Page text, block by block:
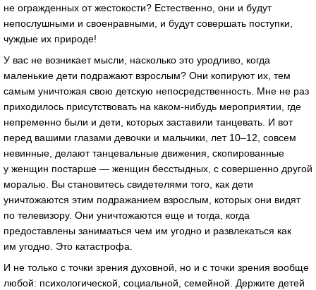
не огражденных от жестокости? Естественно, они и будут
непослушными и своенравными, и будут совершать поступки,
чуждые их природе!
У вас не возникает мысли, насколько это уродливо, когда
маленькие дети подражают взрослым? Они копируют их, тем
самым уничтожая свою детскую непосредственность. Мне не раз
приходилось присутствовать на каком-нибудь мероприятии, где
непременно были и дети, которых заставили танцевать. И вот
перед вашими глазами девочки и мальчики, лет 10–12, совсем
невинные, делают танцевальные движения, скопированные
у женщин постарше — женщин бесстыдных, с совершенно другой
моралью. Вы становитесь свидетелями того, как дети
уничтожаются этим подражанием взрослым, которых они видят
по телевизору. Они уничтожаются еще и тогда, когда
предоставлены заниматься чем им угодно и развлекаться как
им угодно. Это катастрофа.
И не только с точки зрения духовной, но и с точки зрения вообще
любой: психологической, социальной, семейной. Держите детей